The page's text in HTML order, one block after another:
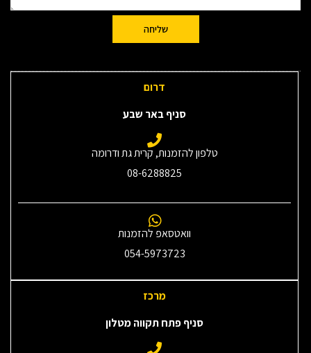
שליחה
דרום
סניף באר שבע
טלפון להזמנות, קרית גת ודרומה
08-6288825
וואטסאפ להזמנות
054-5973723
מרכז
סניף פתח תקווה מטלון